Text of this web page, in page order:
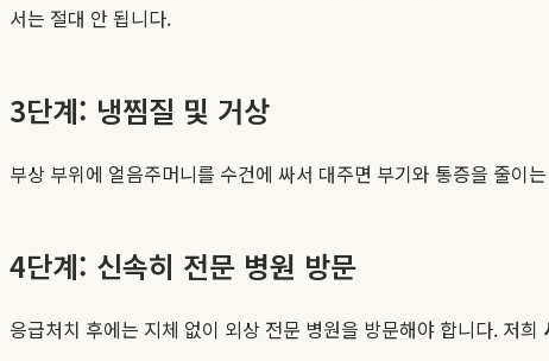
서는 절대 안 됩니다.
3단계: 냉찜질 및 거상
부상 부위에 얼음주머니를 수건에 싸서 대주면 부기와 통증을 줄이
4단계: 신속히 전문 병원 방문
응급처치 후에는 지체 없이 외상 전문 병원을 방문해야 합니다. 저희